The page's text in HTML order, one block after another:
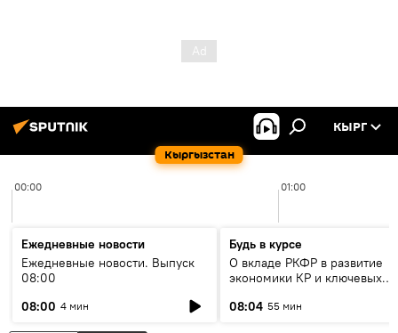
Кыргызстан
КЫРГ
00:00 01:00
Ежедневные новости
Ежедневные новости. Выпуск
08:00
08:00 4 мин
Будь в курсе
О вкладе РКФР в развитие
экономики КР и ключевых
08:04 55 мин